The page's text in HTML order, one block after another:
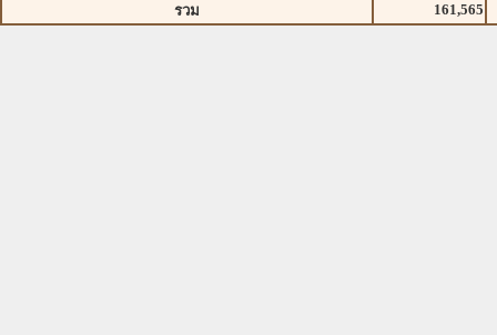
รวม
161,565